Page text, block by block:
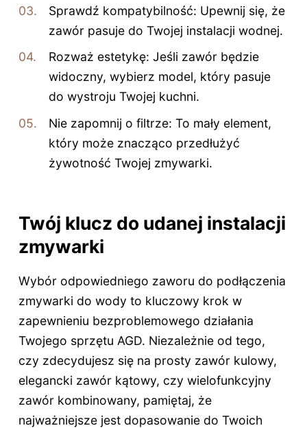
Sprawdź kompatybilność: Upewnij się, że
zawór pasuje do Twojej instalacji wodnej.
Rozważ estetykę: Jeśli zawór będzie
widoczny, wybierz model, który pasuje
do wystroju Twojej kuchni.
Nie zapomnij o filtrze: To mały element,
który może znacząco przedłużyć
żywotność Twojej zmywarki.
Twój klucz do udanej instalacji
zmywarki
Wybór odpowiedniego zaworu do podłączenia
zmywarki do wody to kluczowy krok w
zapewnieniu bezproblemowego działania
Twojego sprzętu AGD. Niezależnie od tego,
czy zdecydujesz się na prosty zawór kulowy,
elegancki zawór kątowy, czy wielofunkcyjny
zawór kombinowany, pamiętaj, że
najważniejsze jest dopasowanie do Twoich